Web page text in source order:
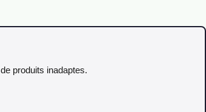
produits inadaptes.